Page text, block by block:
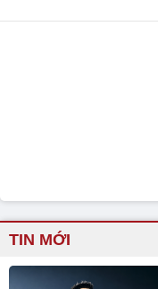
TIN MỚI